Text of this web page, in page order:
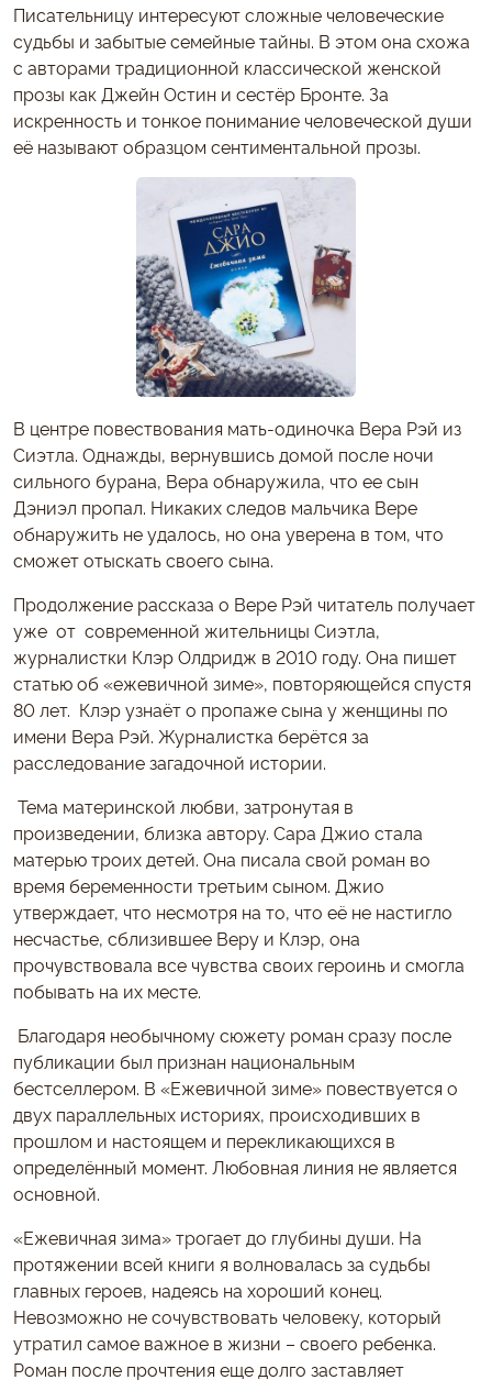
Писательницу интересуют сложные человеческие
судьбы и забытые семейные тайны. В этом она схожа
с авторами традиционной классической женской
прозы как Джейн Остин и сестёр Бронте. За
искренность и тонкое понимание человеческой души
её называют образцом сентиментальной прозы.
В центре повествования мать-одиночка Вера Рэй из
Сиэтла. Однажды, вернувшись домой после ночи
сильного бурана, Вера обнаружила, что ее сын
Дэниэл пропал. Никаких следов мальчика Вере
обнаружить не удалось, но она уверена в том, что
сможет отыскать своего сына.
Продолжение рассказа о Вере Рэй читатель получает
уже от современной жительницы Сиэтла,
журналистки Клэр Олдридж в 2010 году. Она пишет
статью об «ежевичной зиме», повторяющейся спустя
80 лет. Клэр узнаёт о пропаже сына у женщины по
имени Вера Рэй. Журналистка берётся за
расследование загадочной истории.
Тема материнской любви, затронутая в
произведении, близка автору. Сара Джио стала
матерью троих детей. Она писала свой роман во
время беременности третьим сыном. Джио
утверждает, что несмотря на то, что её не настигло
несчастье, сблизившее Веру и Клэр, она
прочувствовала все чувства своих героинь и смогла
побывать на их месте.
Благодаря необычному сюжету роман сразу после
публикации был признан национальным
бестселлером. В «Ежевичной зиме» повествуется о
двух параллельных историях, происходивших в
прошлом и настоящем и перекликающихся в
определённый момент. Любовная линия не является
основной.
«Ежевичная зима» трогает до глубины души. На
протяжении всей книги я волновалась за судьбы
главных героев, надеясь на хороший конец.
Невозможно не сочувствовать человеку, который
утратил самое важное в жизни – своего ребенка.
Роман после прочтения еще долго заставляет